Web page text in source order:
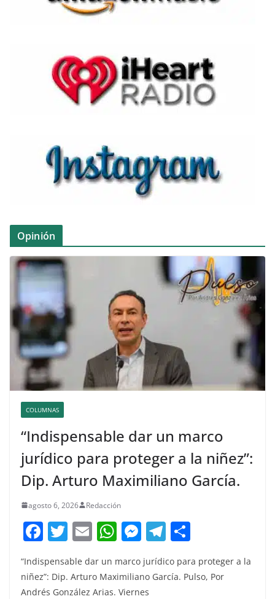
Opinión
COLUMNAS
“Indispensable dar un marco
jurídico para proteger a la niñez”:
Dip. Arturo Maximiliano García.
agosto 6, 2026 Redacción
F
c
e
T
w
itt
er
E
ai
l
W
at
s
M
e
ss
e
T
e m
“Indispensable dar un marco jurídico para proteger a la
niñez”: Dip. Arturo Maximiliano García. Pulso, Por
Andrés González Arias. Viernes